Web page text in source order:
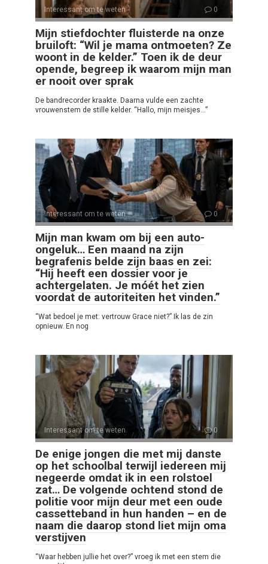
Interessant om te weten 0
Mijn stiefdochter fluisterde na onze
bruiloft: “Wil je mama ontmoeten? Ze
woont in de kelder.” Toen ik de deur
opende, begreep ik waarom mijn man
er nooit over sprak
De bandrecorder kraakte. Daarna vulde een zachte
vrouwenstem de stille kelder. “Hallo, mijn meisjes…”
Interessant om te weten 0
Mijn man kwam om bij een auto-
ongeluk… Een maand na zijn
begrafenis belde zijn baas en zei:
“Hij heeft een dossier voor je
achtergelaten. Je móét het zien
voordat de autoriteiten het vinden.”
“Wat bedoel je met: vertrouw Grace niet?” Ik las de zin
opnieuw. En nog
Interessant om te weten 0
De enige jongen die met mij danste
op het schoolbal terwijl iedereen mij
negeerde omdat ik in een rolstoel
zat… De volgende ochtend stond de
politie voor mijn deur met een oude
cassetteband in hun handen – en de
naam die daarop stond liet mijn oma
verstijven
“Waar hebben jullie het over?” vroeg ik met een stem die